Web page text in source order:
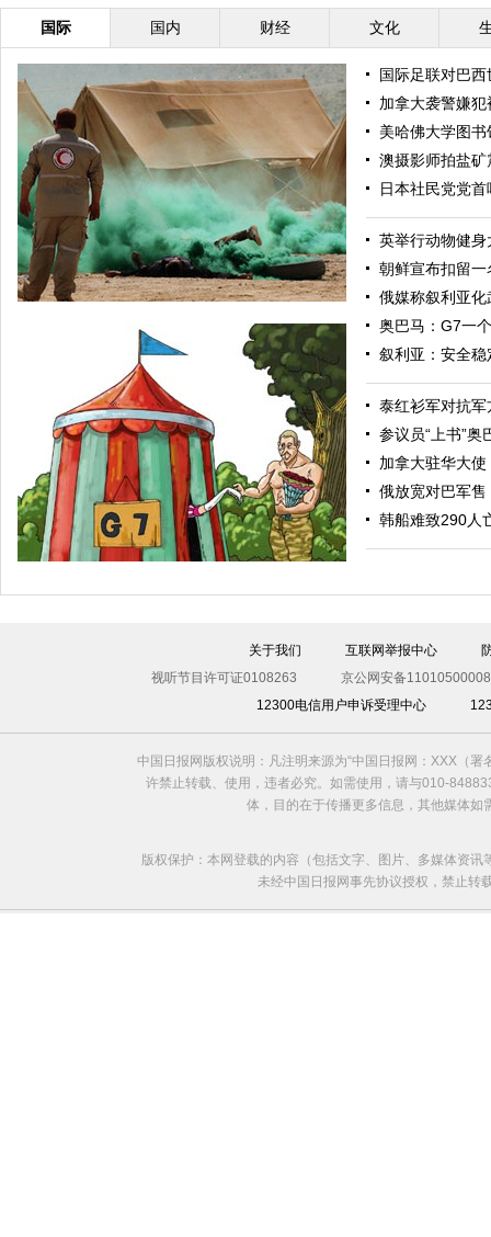
国际 国内 财经 文化
“渴望之狮”多国联合军演举行 美军秀军事力量
欧洲国家不愿与俄罗斯闹僵
国际足联对巴
加拿大袭警嫌
美哈佛大学图
澳摄影师拍盐
日本社民党党
英举行动物健
朝鲜宣布扣留
俄媒称叙利亚
奥巴马：G7一
叙利亚：安全
泰红衫军对抗
参议员“上书”奥
加拿大驻华大
俄放宽对巴军
韩船难致290人
关于我们 互联网举报中心
视听节目许可证0108263
京公网安备
12300电信用户申诉受理中心
中国日报网版权说明：凡注明来源为“中国日报网：XXX（
许禁止转载、使用，违者必究。如需使用，请与010-
体，目的在于传播更多信息，其他媒体
版权保护：本网登载的内容（包括文字、图片、多媒体资
未经中国日报网事先协议授权，禁止转